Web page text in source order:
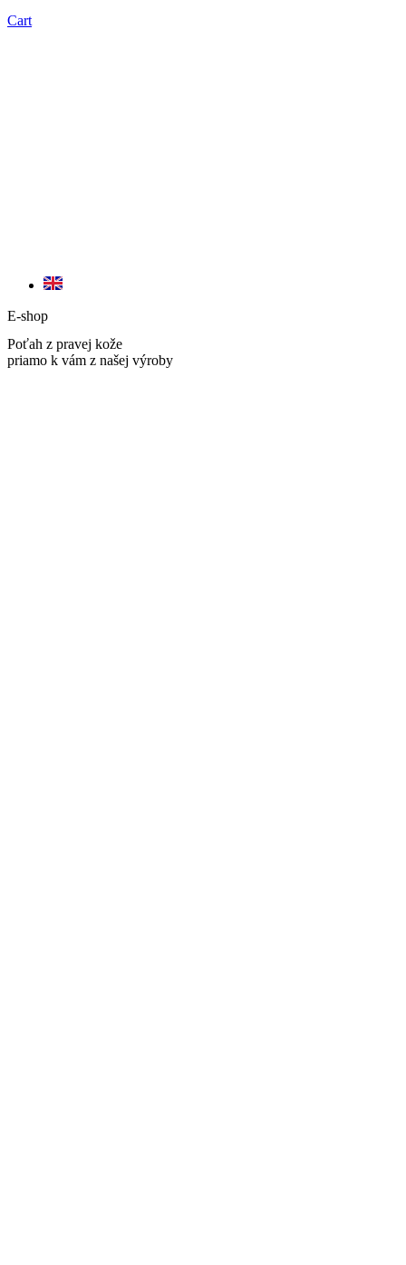
Cart
E-shop
Poťah z pravej kože
priamo k vám z našej výroby